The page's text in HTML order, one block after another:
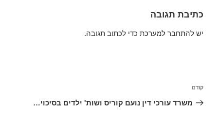
כתיבת תגובה
יש להתחבר למערכת כדי לכתוב תגובה.
הפוסט
הקודם
קודם
משרד עורכי דין נועם קוריס ושות' ילדים בסיכוי…